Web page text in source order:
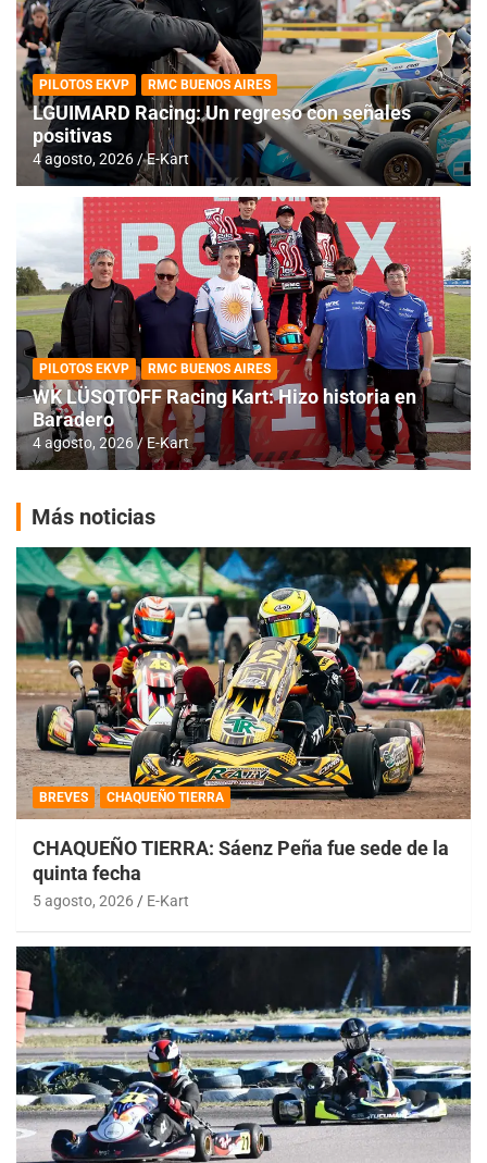
PILOTOS EKVP RMC BUENOS AIRES
LGUIMARD Racing: Un regreso con señales
positivas
4 agosto, 2026 E-Kart
PILOTOS EKVP RMC BUENOS AIRES
WK LÜSQTOFF Racing Kart: Hizo historia en
Baradero
4 agosto, 2026 E-Kart
Más noticias
BREVES CHAQUEÑO TIERRA
CHAQUEÑO TIERRA: Sáenz Peña fue sede de la
quinta fecha
5 agosto, 2026 E-Kart